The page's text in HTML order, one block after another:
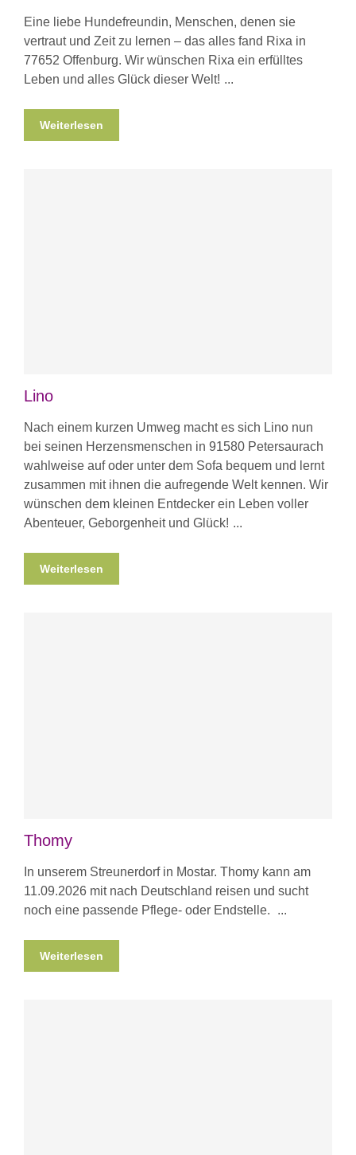
Eine liebe Hundefreundin, Menschen, denen sie
vertraut und Zeit zu lernen – das alles fand Rixa in
77652 Offenburg. Wir wünschen Rixa ein erfülltes
Leben und alles Glück dieser Welt!
Weiterlesen
Lino
Nach einem kurzen Umweg macht es sich Lino nun
bei seinen Herzensmenschen in 91580 Petersaurach
wahlweise auf oder unter dem Sofa bequem und lernt
zusammen mit ihnen die aufregende Welt kennen. Wir
wünschen dem kleinen Entdecker ein Leben voller
Abenteuer, Geborgenheit und Glück!
Weiterlesen
Thomy
In unserem Streunerdorf in Mostar. Thomy kann am
11.09.2026 mit nach Deutschland reisen und sucht
noch eine passende Pflege- oder Endstelle.
Weiterlesen